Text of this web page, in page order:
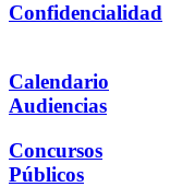
Confidencialidad
Calendario
Audiencias
Concursos
Públicos